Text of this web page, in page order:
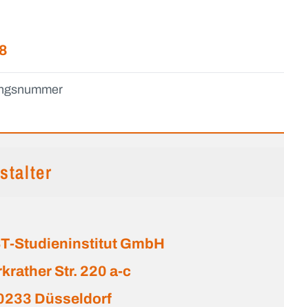
Studieninstitut GmbH
Str. 220 a-c
Düsseldorf